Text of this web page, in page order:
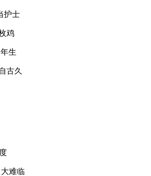
护士
鸡
生
古久
难临